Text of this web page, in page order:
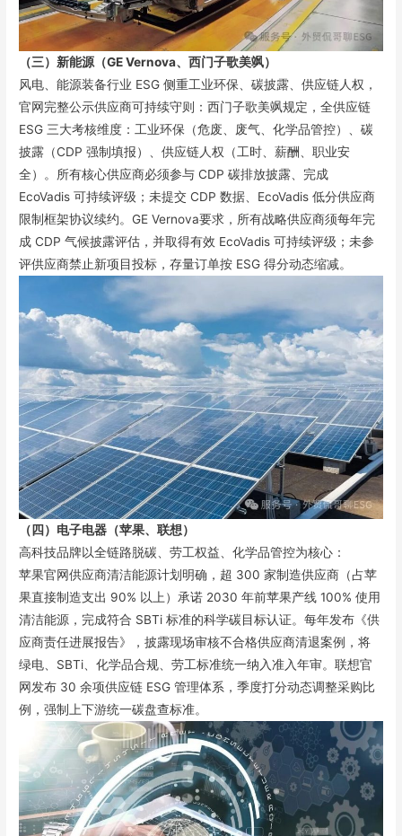
（三）新能源（GE Vernova、西门子歌美飒）
风电、能源装备行业 ESG 侧重工业环保、碳披露、供应链人权，
官网完整公示供应商可持续守则：西门子歌美飒规定，全供应链
ESG 三大考核维度：工业环保（危废、废气、化学品管控）、碳
披露（CDP 强制填报）、供应链人权（工时、薪酬、职业安
全）。所有核心供应商必须参与 CDP 碳排放披露、完成
EcoVadis 可持续评级；未提交 CDP 数据、EcoVadis 低分供应商
限制框架协议续约。GE Vernova要求，所有战略供应商须每年完
成 CDP 气候披露评估，并取得有效 EcoVadis 可持续评级；未参
评供应商禁止新项目投标，存量订单按 ESG 得分动态缩减。
（四）电子电器（苹果、联想）
高科技品牌以全链路脱碳、劳工权益、化学品管控为核心：
苹果官网供应商清洁能源计划明确，超 300 家制造供应商（占苹
果直接制造支出 90% 以上）承诺 2030 年前苹果产线 100% 使用
清洁能源，完成符合 SBTi 标准的科学碳目标认证。每年发布《供
应商责任进展报告》，披露现场审核不合格供应商清退案例，将
绿电、SBTi、化学品合规、劳工标准统一纳入准入年审。联想官
网发布 30 余项供应链 ESG 管理体系，季度打分动态调整采购比
例，强制上下游统一碳盘查标准。